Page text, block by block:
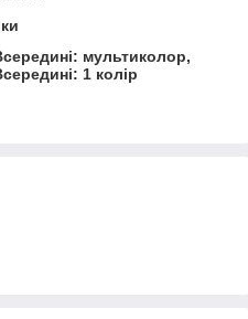
мультиколор,
1 колір